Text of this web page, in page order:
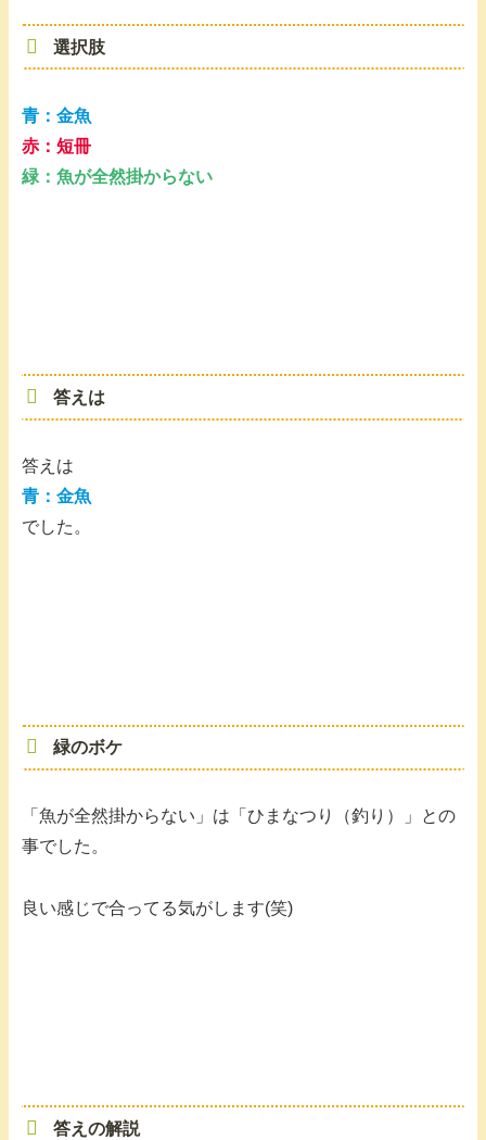
選択肢
青： 金魚
赤：短冊
緑：魚が全然掛からない
答えは
答えは
青： 金魚
でした。
緑のボケ
「魚が全然掛からない」は「ひまなつり（釣り）」との
事でした。
良い感じで合ってる気がします(笑)
答えの解説